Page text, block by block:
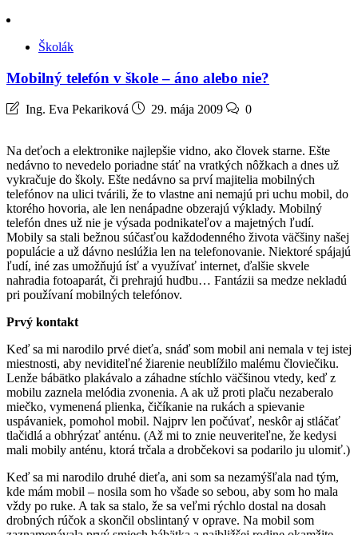
Školák
Mobilný telefón v škole – áno alebo nie?
Ing. Eva Pekariková 29. mája 2009 0
Na deťoch a elektronike najlepšie vidno, ako človek starne. Ešte
nedávno to nevedelo poriadne stáť na vratkých nôžkach a dnes už
vykračuje do školy. Ešte nedávno sa prví majitelia mobilných
telefónov na ulici tvárili, že to vlastne ani nemajú pri uchu mobil, do
ktorého hovoria, ale len nenápadne obzerajú výklady. Mobilný
telefón dnes už nie je výsada podnikateľov a majetných ľudí.
Mobily sa stali bežnou súčasťou každodenného života väčšiny našej
populácie a už dávno neslúžia len na telefonovanie. Niektoré spájajú
ľudí, iné zas umožňujú ísť a využívať internet, ďalšie skvele
nahradia fotoaparát, či prehrajú hudbu… Fantázii sa medze nekladú
pri používaní mobilných telefónov.
Prvý kontakt
Keď sa mi narodilo prvé dieťa, snáď som mobil ani nemala v tej istej
miestnosti, aby neviditeľné žiarenie neublížilo malému človiečiku.
Lenže bábätko plakávalo a záhadne stíchlo väčšinou vtedy, keď z
mobilu zaznela melódia zvonenia. A ak už proti plaču nezaberalo
miečko, vymenená plienka, čičíkanie na rukách a spievanie
uspávaniek, pomohol mobil. Najprv len počúvať, neskôr aj stláčať
tlačidlá a obhrýzať anténu. (Až mi to znie neuveriteľne, že kedysi
mali mobily anténu, ktorá trčala a drobčekovi sa podarilo ju ulomiť.)
Keď sa mi narodilo druhé dieťa, ani som sa nezamýšľala nad tým,
kde mám mobil – nosila som ho všade so sebou, aby som ho mala
vždy po ruke. A tak sa stalo, že sa veľmi rýchlo dostal na dosah
drobných rúčok a skončil obslintaný v oprave. Na mobil som